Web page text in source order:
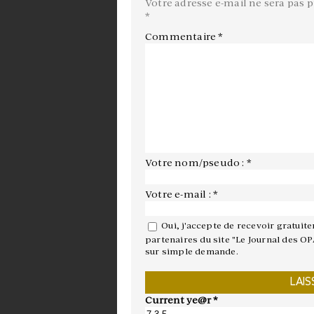
Votre adresse e-mail ne sera pas
*
Commentaire*
Votre nom/pseudo : *
Votre e-mail : *
Oui, j'accepte de recevoir
partenaires du site "Le Journal des
sur simple demande.
Current ye@r*